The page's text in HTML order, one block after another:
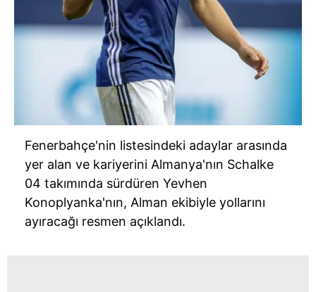
Fenerbahçe'nin listesindeki adaylar arasında
yer alan ve kariyerini Almanya'nın Schalke
04 takımında sürdüren Yevhen
Konoplyanka'nın, Alman ekibiyle yollarını
ayıracağı resmen açıklandı.